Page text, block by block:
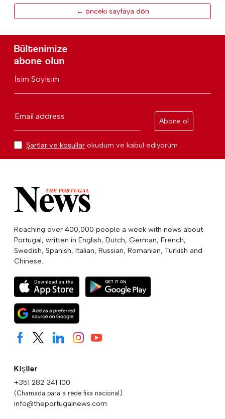
← önceki sayfaya dön
Bültenimize
abone olun
İsim Soyisim
Email address
Abone ol
Şartlar ve koşullar okudum ve kabul ediyorum
Reaching over 400,000 people a week with news about
Portugal, written in English, Dutch, German, French,
Swedish, Spanish, Italian, Russian, Romanian, Turkish and
Chinese.
Kişiler
+351 282 341 100
(Chamada para a rede fixa nacional)
info@theportugalnews.com